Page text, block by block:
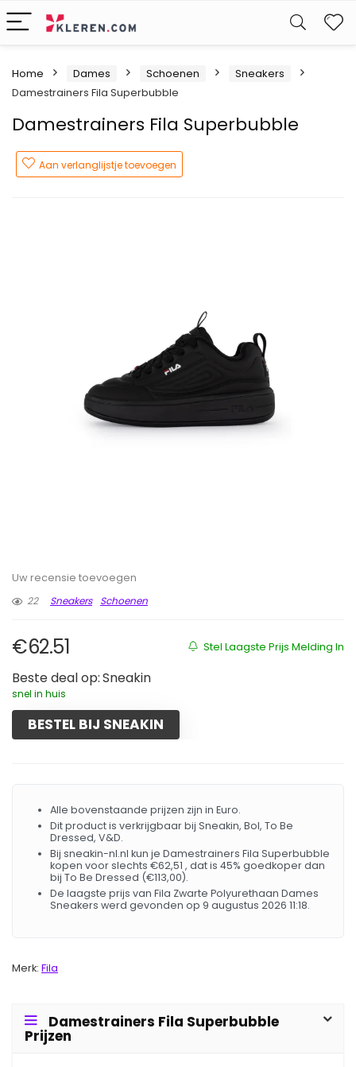
Home Dames Schoenen
Sneakers
Damestrainers Fila Superbubble
Damestrainers Fila Superbubble
Aan verlanglijstje toevoegen
Uw recensie toevoegen
22
Sneakers Schoenen
Stel Laagste Prijs Melding In
€62.51
Beste deal op: Sneakin
snel in huis
BESTEL BIJ SNEAKIN
Alle bovenstaande prijzen zijn in Euro.
Dit product is verkrijgbaar bij Sneakin, Bol, To Be
Dressed, V&D.
Bij sneakin-nl.nl kun je Damestrainers Fila Superbubble
kopen voor slechts €62,51 , dat is 45% goedkoper dan
bij To Be Dressed (€113,00).
De laagste prijs van Fila Zwarte Polyurethaan Dames
Sneakers werd gevonden op 9 augustus 2026 11:18.
Merk: Fila
Damestrainers Fila Superbubble
Prijzen